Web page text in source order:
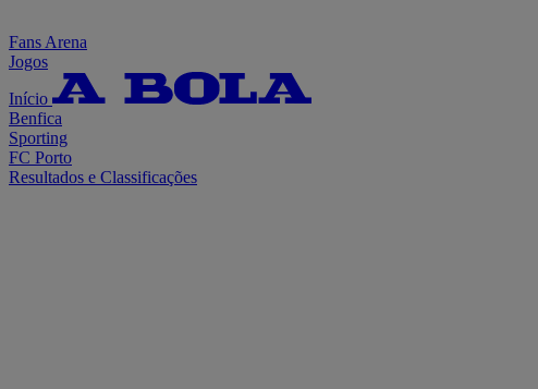
Fans Arena
Jogos
Início
Benfica
Sporting
FC Porto
Resultados e Classificações